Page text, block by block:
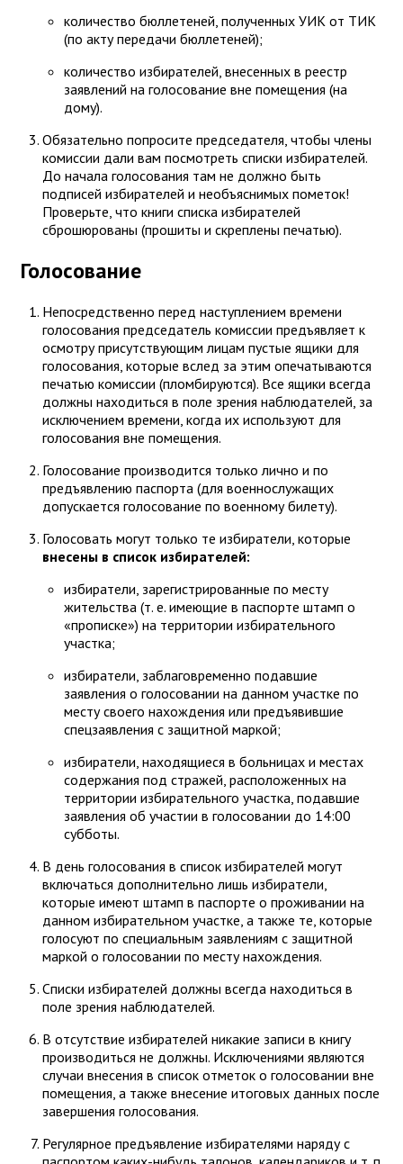
количество бюллетеней, полученных УИК от ТИК
(по акту передачи бюллетеней);
количество избирателей, внесенных в реестр
заявлений на голосование вне помещения (на
дому).
Обязательно попросите председателя, чтобы члены
комиссии дали вам посмотреть списки избирателей.
До начала голосования там не должно быть
подписей избирателей и необъяснимых пометок!
Проверьте, что книги списка избирателей
сброшюрованы (прошиты и скреплены печатью).
Голосование
Непосредственно перед наступлением времени
голосования председатель комиссии предъявляет к
осмотру присутствующим лицам пустые ящики для
голосования, которые вслед за этим опечатываются
печатью комиссии (пломбируются). Все ящики всегда
должны находиться в поле зрения наблюдателей, за
исключением времени, когда их используют для
голосования вне помещения.
Голосование производится только лично и по
предъявлению паспорта (для военнослужащих
допускается голосование по военному билету).
Голосовать могут только те избиратели, которые
внесены в список избирателей:
избиратели, зарегистрированные по месту
жительства (т. е. имеющие в паспорте штамп о
«прописке») на территории избирательного
участка;
избиратели, заблаговременно подавшие
заявления о голосовании на данном участке по
месту своего нахождения или предъявившие
спецзаявления с защитной маркой;
избиратели, находящиеся в больницах и местах
содержания под стражей, расположенных на
территории избирательного участка, подавшие
заявления об участии в голосовании до 14:00
субботы.
В день голосования в список избирателей могут
включаться дополнительно лишь избиратели,
которые имеют штамп в паспорте о проживании на
данном избирательном участке, а также те, которые
голосуют по специальным заявлениям с защитной
маркой о голосовании по месту нахождения.
Списки избирателей должны всегда находиться в
поле зрения наблюдателей.
В отсутствие избирателей никакие записи в книгу
производиться не должны. Исключениями являются
случаи внесения в список отметок о голосовании вне
помещения, а также внесение итоговых данных после
завершения голосования.
Регулярное предъявление избирателями наряду с